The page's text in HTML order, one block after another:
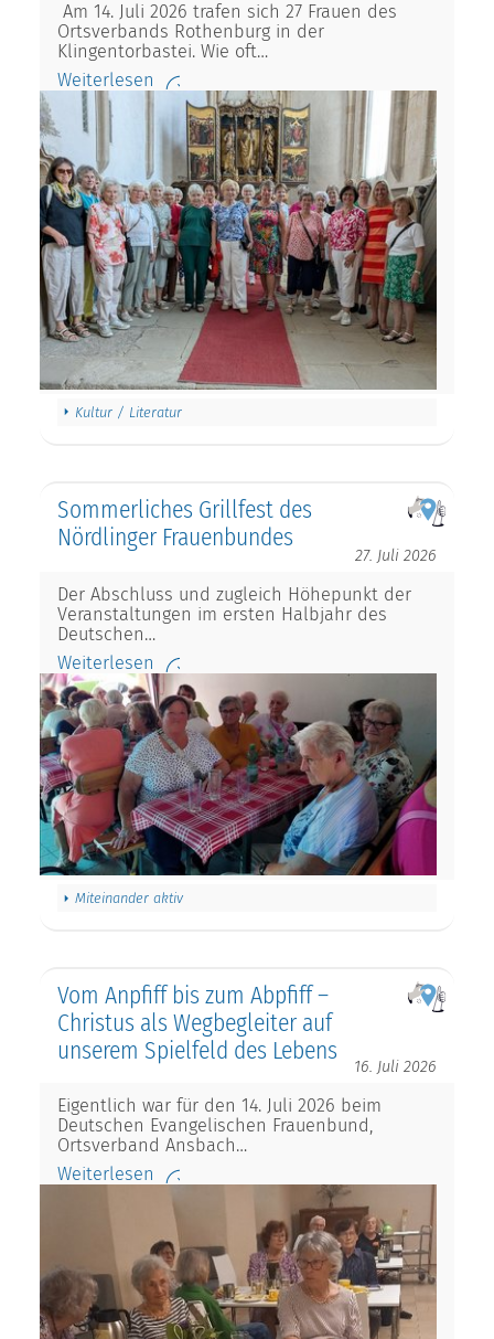
Am 14. Juli 2026 trafen sich 27 Frauen des
Ortsverbands Rothenburg in der
Klingentorbastei. Wie oft…
Weiterlesen
Kultur / Literatur
Sommerliches Grillfest des
Nördlinger Frauenbundes
27. Juli 2026
Der Abschluss und zugleich Höhepunkt der
Veranstaltungen im ersten Halbjahr des
Deutschen…
Weiterlesen
Miteinander aktiv
Vom Anpfiff bis zum Abpfiff –
Christus als Wegbegleiter auf
unserem Spielfeld des Lebens
16. Juli 2026
Eigentlich war für den 14. Juli 2026 beim
Deutschen Evangelischen Frauenbund,
Ortsverband Ansbach…
Weiterlesen